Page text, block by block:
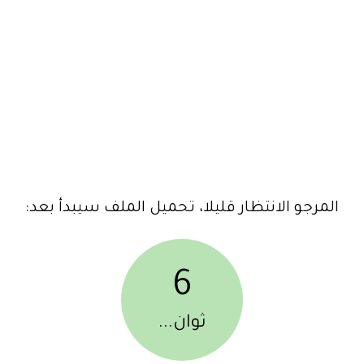
المرجو الانتظار قليلا، تحميل الملف سيبدأ بعد:
6
ثوان...